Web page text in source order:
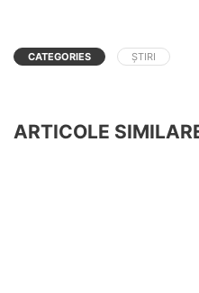
CATEGORIES ȘTIRI
ARTICOLE